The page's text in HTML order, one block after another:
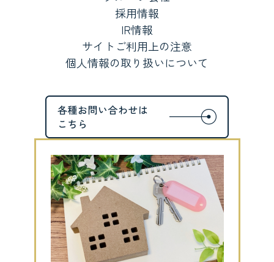
採用情報
IR情報
サイトご利用上の注意
個人情報の取り扱いについて